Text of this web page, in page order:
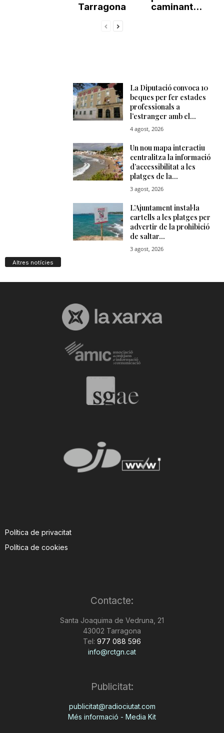
Tarragona
caminant...
Altres notícies
Política de privacitat
Política de cookies
Contacte:
Santa Joaquima de Vedruna, 21
43002 Tarragona
Tel: 977 088 596
info@rctgn.cat
Publicitat:
publicitat@radiociutat.com
Més informació - Media Kit